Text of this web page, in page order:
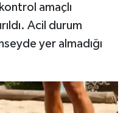
amaçlı
Acil durum
yer almadığı